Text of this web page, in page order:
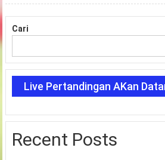
Cari
Live Pertandingan AKan
Recent Posts